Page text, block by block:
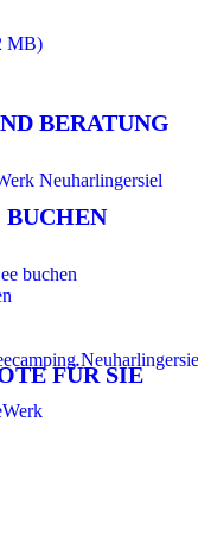
MB)
BERATUNG
Neuharlingersiel
BUCHEN
buchen
FÜR SIE